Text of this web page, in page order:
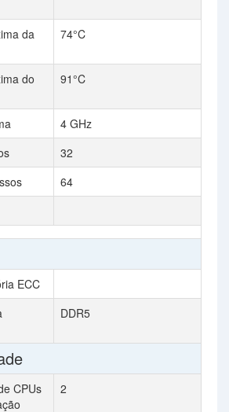
da
74°C
do
91°C
4 GHz
32
64
ECC
DDR5
CPUs
2